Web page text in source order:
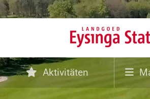
Aktivitäten